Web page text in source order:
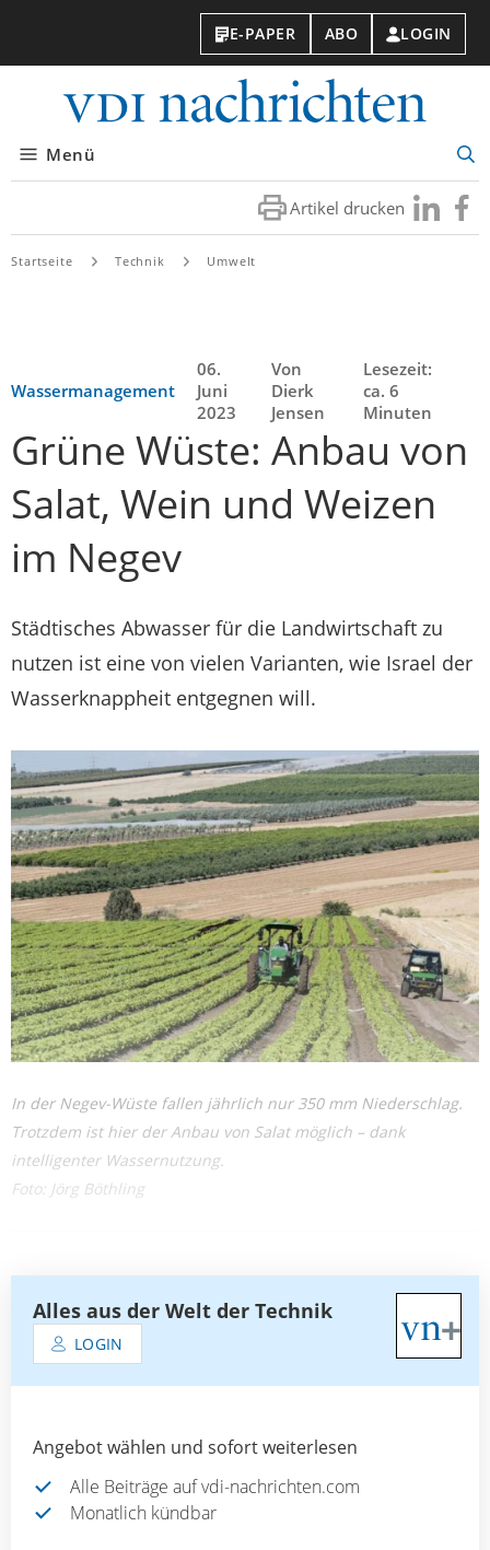
E-PAPER ABO LOGIN
Menü
Artikel drucken Besuchen
Sie
Sie
Startseite Technik Umwelt
Wassermanagement
06.
Juni
2023
Von
Dierk
Jensen
Lesezeit:
ca. 6
Minuten
Grüne Wüste: Anbau von
Salat, Wein und Weizen
im Negev
Städtisches Abwasser für die Landwirtschaft zu
nutzen ist eine von vielen Varianten, wie Israel der
Wasserknappheit entgegnen will.
In der Negev-Wüste fallen jährlich nur 350 mm Niederschlag.
Trotzdem ist hier der Anbau von Salat möglich – dank
intelligenter Wassernutzung.
Foto: Jörg Böthling
Alles aus der Welt der Technik
LOGIN
Angebot wählen und sofort weiterlesen
Alle Beiträge auf vdi-nachrichten.com
Monatlich kündbar